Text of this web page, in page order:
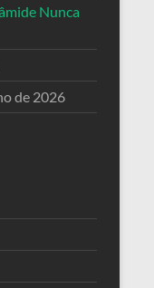
Nunca
de 2026